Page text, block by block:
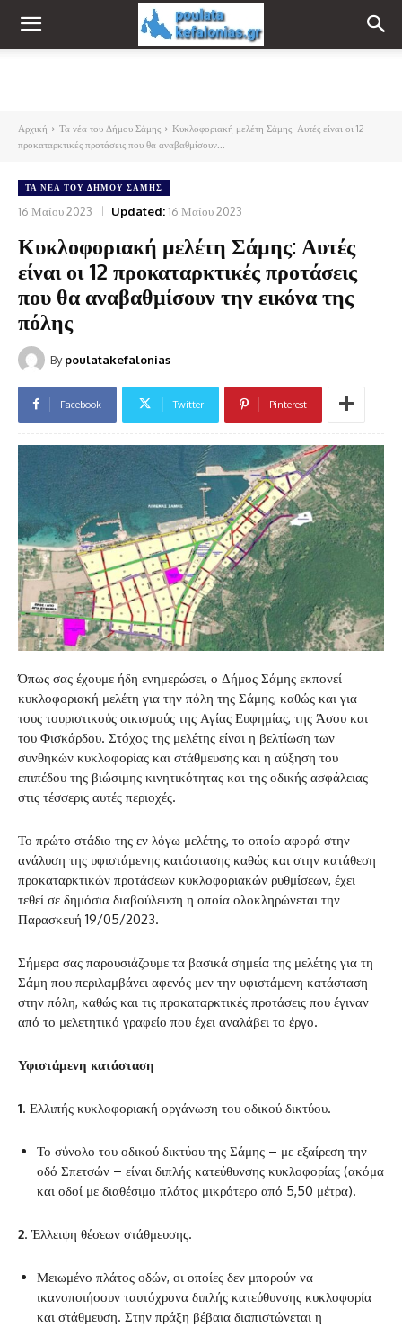
Αρχική Τα νέα του Δήμου Σάμης
Κυκλοφοριακή μελέτη Σάμης: Αυτές είναι οι 12
προκαταρκτικές προτάσεις που θα αναβαθμίσουν...
ΤΑ ΝΈΑ ΤΟΥ ΔΉΜΟΥ ΣΆΜΗΣ
16 Μαΐου 2023 Updated:16 Μαΐου 2023
Κυκλοφοριακή μελέτη Σάμης: Αυτές
είναι οι 12 προκαταρκτικές προτάσεις
που θα αναβαθμίσουν την εικόνα της
πόλης
By poulatakefalonias
Facebook Twitter Pinterest
Όπως σας έχουμε ήδη ενημερώσει, ο Δήμος Σάμης εκπονεί
κυκλοφοριακή μελέτη για την πόλη της Σάμης, καθώς και για
τους τουριστικούς οικισμούς της Αγίας Ευφημίας, της Άσου και
του Φισκάρδου. Στόχος της μελέτης είναι η βελτίωση των
συνθηκών κυκλοφορίας και στάθμευσης και η αύξηση του
επιπέδου της βιώσιμης κινητικότητας και της οδικής ασφάλειας
στις τέσσερις αυτές περιοχές.
Το πρώτο στάδιο της εν λόγω μελέτης, το οποίο αφορά στην
ανάλυση της υφιστάμενης κατάστασης καθώς και στην κατάθεση
προκαταρκτικών προτάσεων κυκλοφοριακών ρυθμίσεων, έχει
τεθεί σε δημόσια διαβούλευση η οποία ολοκληρώνεται την
Παρασκευή 19/05/2023.
Σήμερα σας παρουσιάζουμε τα βασικά σημεία της μελέτης για τη
Σάμη που περιλαμβάνει αφενός μεν την υφιστάμενη κατάσταση
στην πόλη, καθώς και τις προκαταρκτικές προτάσεις που έγιναν
από το μελετητικό γραφείο που έχει αναλάβει το έργο.
Υφιστάμενη κατάσταση
1. Ελλιπής κυκλοφοριακή οργάνωση του οδικού δικτύου.
‌Το σύνολο του οδικού δικτύου της Σάμης – με εξαίρεση την
οδό Σπετσών – είναι διπλής κατεύθυνσης κυκλοφορίας (ακόμα
και οδοί με διαθέσιμο πλάτος μικρότερο από 5,50 μέτρα).
2. Έλλειψη θέσεων στάθμευσης.
‌Μειωμένο πλάτος οδών, οι οποίες δεν μπορούν να
ικανοποιήσουν ταυτόχρονα διπλής κατεύθυνσης κυκλοφορία
και στάθμευση. Στην πράξη βέβαια διαπιστώνεται η